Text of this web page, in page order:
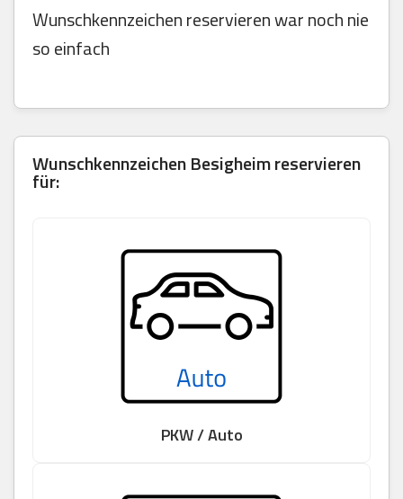
Wunschkennzeichen reservieren war noch nie
so einfach
WunschkennzeichenBesigheimreservieren
für:
PKW / Auto